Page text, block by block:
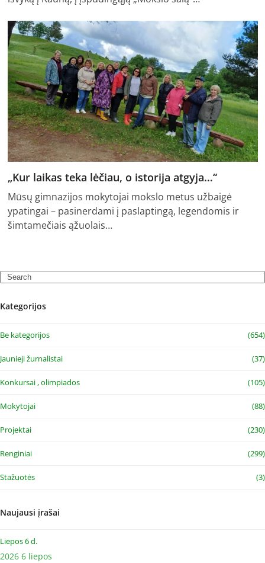
„Kur laikas teka lėčiau, o istorija atgyja…“
Mūsų gimnazijos mokytojai mokslo metus užbaigė
ypatingai – pasinerdami į paslaptingą, legendomis ir
šimtamečiais ąžuolais…
Search
Kategorijos
Be kategorijos (654)
Jaunieji žurnalistai (37)
Konkursai , olimpiados (105)
Mokytojai (88)
Projektai (230)
Renginiai (299)
Stažuotės (3)
Naujausi įrašai
Liepos 6 d.
2026 6 liepos